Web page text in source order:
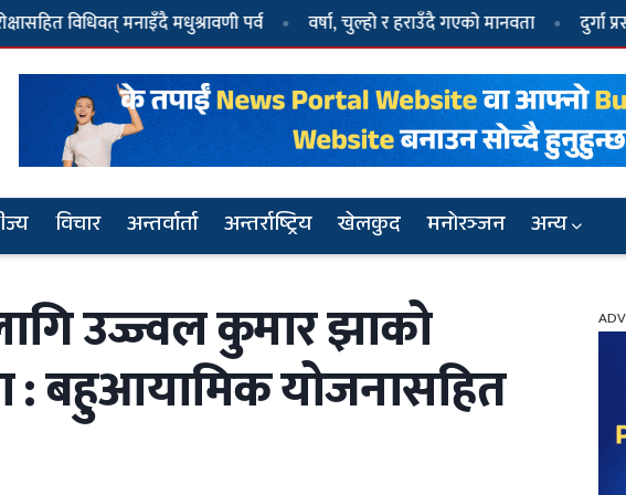
मनाइँदै मधुश्रावणी पर्व वर्षा, चुल्हो र हराउँदै गएको मानवता दुर्गा प्रसाईं पक्राउ
विचार अन्तर्वार्ता अन्तर्राष्ट्रिय खेलकुद मनोरञ्जन अन्य
२ धवल र दुर्गा प्रसाईंले गठन गरे दल, नाम ‘जय
नेपाल पार्टी’
३
जनकपुरमा
उज्ज्वल कुमार झाको
: बहुआयामिक योजनासहित